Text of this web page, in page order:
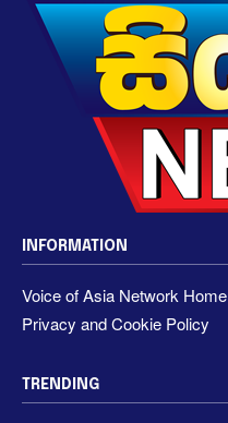
INFORMATION
Voice of Asia Network Home
Privacy and Cookie Policy
TRENDING